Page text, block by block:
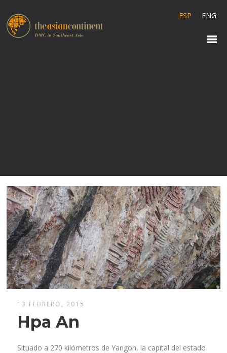
ESP ENG
13 FEBRERO, 2015
Hpa An
Situado a 270 kilómetros de Yangon, la capital del estado